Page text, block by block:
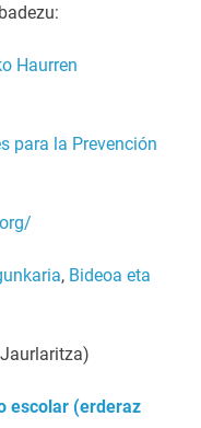
Haurren
para la Prevención
, Bideoa eta
escolar (erderaz